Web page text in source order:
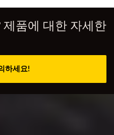
품에 대한 자세한
하세요!